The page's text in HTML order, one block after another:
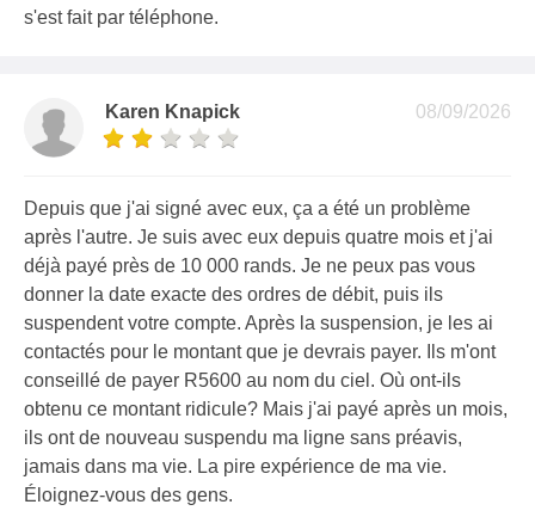
s'est fait par téléphone.
08/09/2026
Karen Knapick
Depuis que j'ai signé avec eux, ça a été un problème
après l'autre. Je suis avec eux depuis quatre mois et j'ai
déjà payé près de 10 000 rands. Je ne peux pas vous
donner la date exacte des ordres de débit, puis ils
suspendent votre compte. Après la suspension, je les ai
contactés pour le montant que je devrais payer. Ils m'ont
conseillé de payer R5600 au nom du ciel. Où ont-ils
obtenu ce montant ridicule? Mais j'ai payé après un mois,
ils ont de nouveau suspendu ma ligne sans préavis,
jamais dans ma vie. La pire expérience de ma vie.
Éloignez-vous des gens.